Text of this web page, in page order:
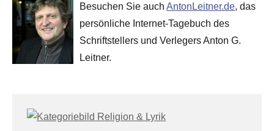
Besuchen Sie auch AntonLeitner.de, das
persönliche Internet-Tagebuch des
Schriftstellers und Verlegers Anton G.
Leitner.